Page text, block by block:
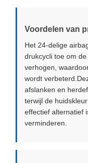
Voordelen van
Het 24-delige
drukcycli toe om
verhogen,
wordt
afslanken en
terwijl de
effectief alternatief
verminderen.